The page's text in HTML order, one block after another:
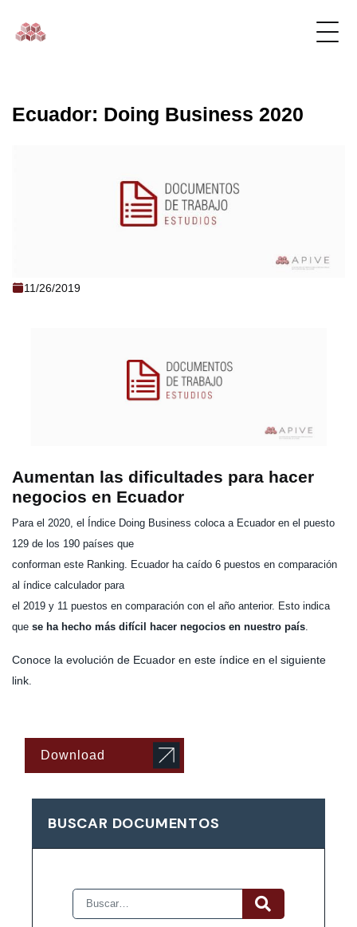
Ecuador: Doing Business 2020
11/26/2019
Ecuador: Doing Business 2020
Aumentan las dificultades para hacer
negocios en Ecuador
Para el 2020, el Índice Doing Business coloca a Ecuador en el puesto
129 de los 190 países que
conforman este Ranking. Ecuador ha caído 6 puestos en comparación
al índice calculador para
el 2019 y 11 puestos en comparación con el año anterior. Esto indica
que se ha hecho más difícil hacer negocios en nuestro país.
Conoce la evolución de Ecuador en este índice en el siguiente
link.
Download
BUSCAR DOCUMENTOS